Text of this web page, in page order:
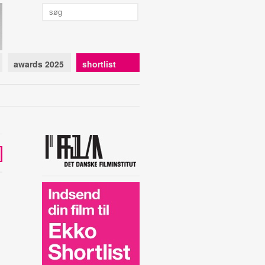
awards 2025 shortlist